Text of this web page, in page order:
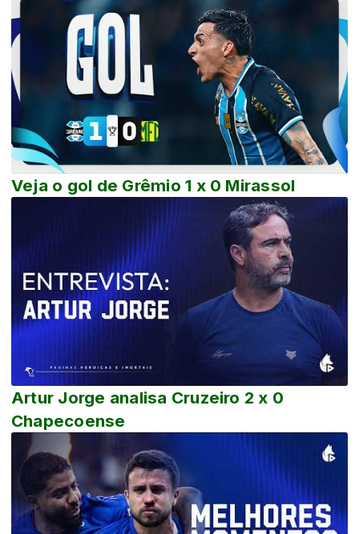
Veja o gol de Grêmio 1 x 0 Mirassol
Artur Jorge analisa Cruzeiro 2 x 0
Chapecoense